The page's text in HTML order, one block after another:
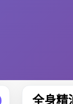
全身精